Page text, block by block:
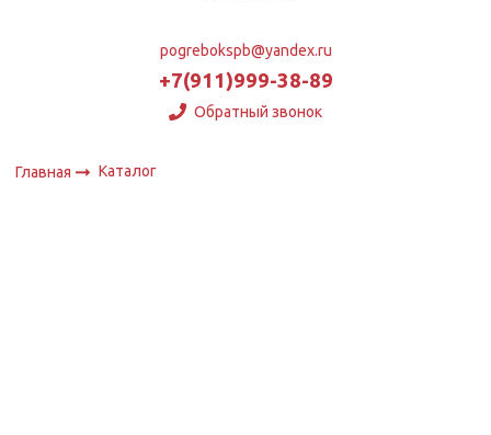
pogrebokspb@yandex.ru
+7(911)999-38-89
Обратный звонок
Главная Каталог